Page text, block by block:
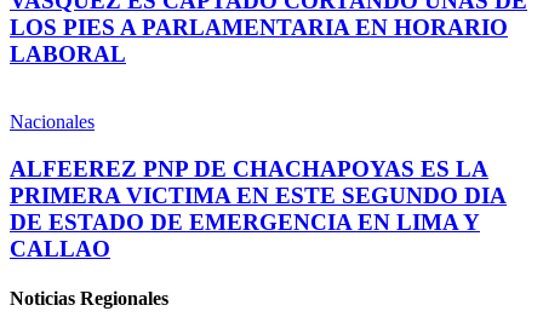
LOS PIES A PARLAMENTARIA EN HORARIO
LABORAL
Nacionales
ALFEEREZ PNP DE CHACHAPOYAS ES LA
PRIMERA VICTIMA EN ESTE SEGUNDO DIA
DE ESTADO DE EMERGENCIA EN LIMA Y
CALLAO
Noticias Regionales